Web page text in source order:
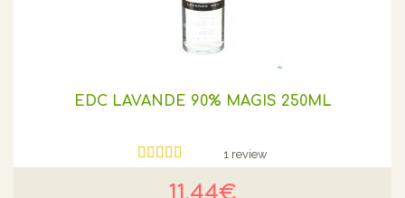
EDC LAVANDE 90% MAGIS 250ML
1 review
11.44€